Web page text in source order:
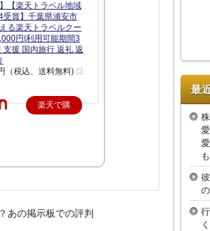
【楽天トラベル地域
賞】千葉県浦安市
る楽天トラベルクー
円|利用可能期間3
支援 国内旅行 返礼 返
（税込、送料無料) (2
楽天で購
あの掲示板での評判
最
も